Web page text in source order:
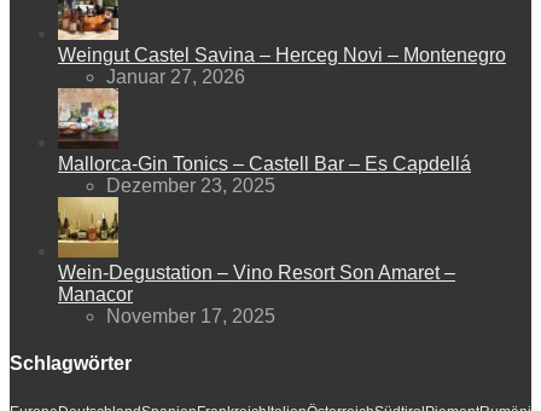
Weingut Castel Savina – Herceg Novi – Montenegro
Januar 27, 2026
Mallorca-Gin Tonics – Castell Bar – Es Capdellá
Dezember 23, 2025
Wein-Degustation – Vino Resort Son Amaret –
Manacor
November 17, 2025
Schlagwörter